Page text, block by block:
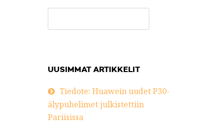
UUSIMMAT ARTIKKELIT
Tiedote: Huawein uudet P30-
älypuhelimet julkistettiin
Pariisissa